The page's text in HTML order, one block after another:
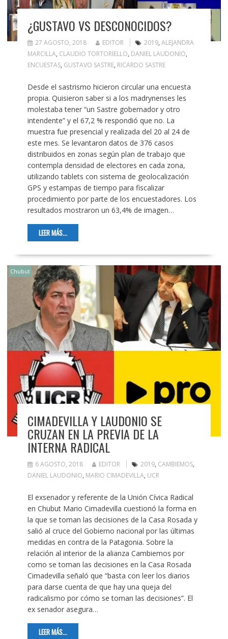
¿GUSTAVO VS DESCONOCIDOS?
27 AGOSTO, 2018 EDITOR 2019, ALEJANDRA
MARCILLA, CLAUDIO TORTORIELLO, DANIEL LAUDONIO,
ENCUESTAS, GUSTAVO SASTRE, RICARDO SASTRE
Desde el sastrismo hicieron circular una encuesta
propia. Quisieron saber si a los madrynenses les
molestaba tener “un Sastre gobernador y otro
intendente” y el 67,2 % respondió que no. La
muestra fue presencial y realizada del 20 al 24 de
este mes. Se levantaron datos de 376 casos
distribuidos en zonas según plan de trabajo que
contempla densidad de electores en cada zona,
utilizando tablets con sistema de geolocalización
GPS y estampas de tiempo para fiscalizar
procedimiento por parte de los encuestadores. Los
resultados mostraron un 63,4% de imagen…
LEER MÁS...
Chubut
CIMADEVILLA Y LAUDONIO SE
CRUZAN EN LA PREVIA DE LA
INTERNA RADICAL
6 AGOSTO, 2018 EDITOR 2019, CAMBIEMOS,
DANIEL LAUDONIO, MARIO CIMADEVILLA, UCR
El exsenador y referente de la Unión Cívica Radical
en Chubut Mario Cimadevilla cuestionó la forma en
la que se toman las decisiones de la Casa Rosada y
salió al cruce del Gobierno nacional por las últimas
medidas en contra de la Patagonia. Sobre la
relación al interior de la alianza Cambiemos por
como se toman las decisiones en la Casa Rosada
Cimadevilla señaló que “basta con leer los diarios
para darse cuenta de que hay una queja del
radicalismo por cómo se toman las decisiones”. El
ex senador asegura…
LEER MÁS...